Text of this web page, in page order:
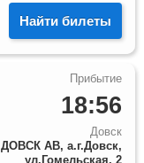
Найти билеты
18:56
Довск
ДОВСК АВ, а.г.Довск,
ул.Гомельская, 2